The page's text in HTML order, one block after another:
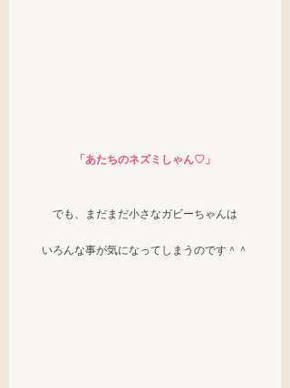
「あたちのネズミしゃん♡」
でも、まだまだ小さなガビーちゃんは
いろんな事が気になってしまうのです＾＾